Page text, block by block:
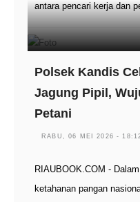
antara pencari kerja dan
Polsek Kandis
Jagung Pipil,
Petani
RABU, 06 MEI 2026 -
RIAUBOOK.COM -
ketahanan pangan